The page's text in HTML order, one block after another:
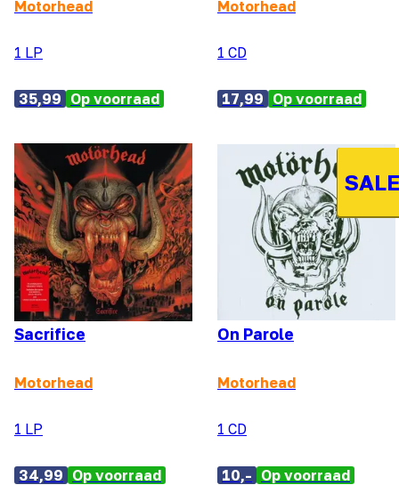
Motorhead
1 LP
35,99 Op voorraad
Motorhead
1 CD
17,99 Op voorraad
Sacrifice
Motorhead
1 LP
34,99 Op voorraad
On Parole
Motorhead
1 CD
10,- Op voorraad